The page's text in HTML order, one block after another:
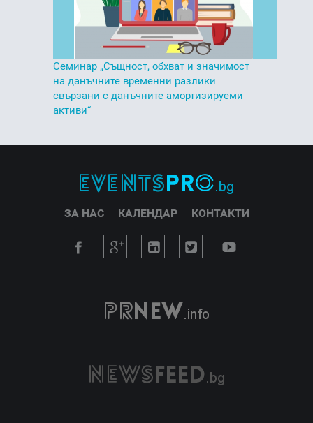
Семинар „Същност, обхват и значимост
на данъчните временни разлики
свързани с данъчните амортизируеми
активи“
ЗА НАС КАЛЕНДАР КОНТАКТИ